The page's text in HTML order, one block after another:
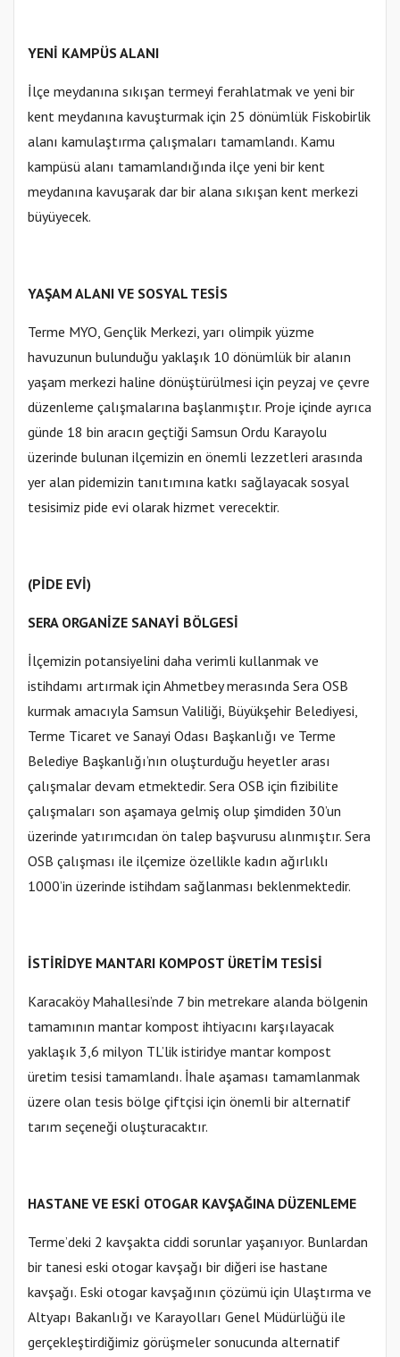
YENİ KAMPÜS ALANI
İlçe meydanına sıkışan termeyi ferahlatmak ve yeni bir
kent meydanına kavuşturmak için 25 dönümlük Fiskobirlik
alanı kamulaştırma çalışmaları tamamlandı. Kamu
kampüsü alanı tamamlandığında ilçe yeni bir kent
meydanına kavuşarak dar bir alana sıkışan kent merkezi
büyüyecek.
YAŞAM ALANI VE SOSYAL TESİS
Terme MYO, Gençlik Merkezi, yarı olimpik yüzme
havuzunun bulunduğu yaklaşık 10 dönümlük bir alanın
yaşam merkezi haline dönüştürülmesi için peyzaj ve çevre
düzenleme çalışmalarına başlanmıştır. Proje içinde ayrıca
günde 18 bin aracın geçtiği Samsun Ordu Karayolu
üzerinde bulunan ilçemizin en önemli lezzetleri arasında
yer alan pidemizin tanıtımına katkı sağlayacak sosyal
tesisimiz pide evi olarak hizmet verecektir.
(PİDE EVİ)
SERA ORGANİZE SANAYİ BÖLGESİ
İlçemizin potansiyelini daha verimli kullanmak ve
istihdamı artırmak için Ahmetbey merasında Sera OSB
kurmak amacıyla Samsun Valiliği, Büyükşehir Belediyesi,
Terme Ticaret ve Sanayi Odası Başkanlığı ve Terme
Belediye Başkanlığı’nın oluşturduğu heyetler arası
çalışmalar devam etmektedir. Sera OSB için fizibilite
çalışmaları son aşamaya gelmiş olup şimdiden 30’un
üzerinde yatırımcıdan ön talep başvurusu alınmıştır. Sera
OSB çalışması ile ilçemize özellikle kadın ağırlıklı
1000’in üzerinde istihdam sağlanması beklenmektedir.
İSTİRİDYE MANTARI KOMPOST ÜRETİM TESİSİ
Karacaköy Mahallesi’nde 7 bin metrekare alanda bölgenin
tamamının mantar kompost ihtiyacını karşılayacak
yaklaşık 3,6 milyon TL’lik istiridye mantar kompost
üretim tesisi tamamlandı. İhale aşaması tamamlanmak
üzere olan tesis bölge çiftçisi için önemli bir alternatif
tarım seçeneği oluşturacaktır.
HASTANE VE ESKİ OTOGAR KAVŞAĞINA DÜZENLEME
Terme’deki 2 kavşakta ciddi sorunlar yaşanıyor. Bunlardan
bir tanesi eski otogar kavşağı bir diğeri ise hastane
kavşağı. Eski otogar kavşağının çözümü için Ulaştırma ve
Altyapı Bakanlığı ve Karayolları Genel Müdürlüğü ile
gerçekleştirdiğimiz görüşmeler sonucunda alternatif